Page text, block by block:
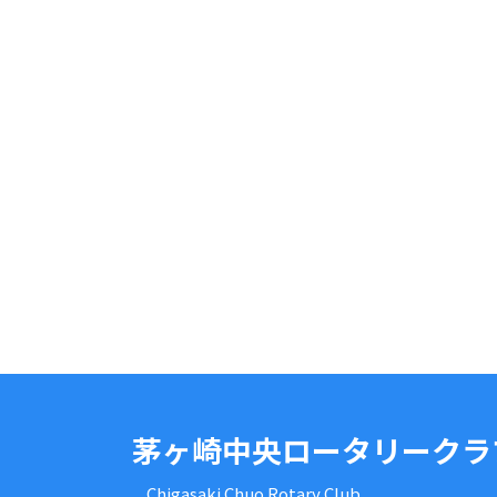
茅ヶ崎中央ロータリーク